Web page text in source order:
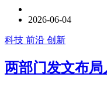
2026-06-04
科技 前沿 创新
两部门发文布